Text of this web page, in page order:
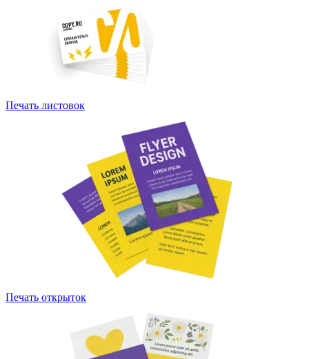
Печать листовок
Печать открыток